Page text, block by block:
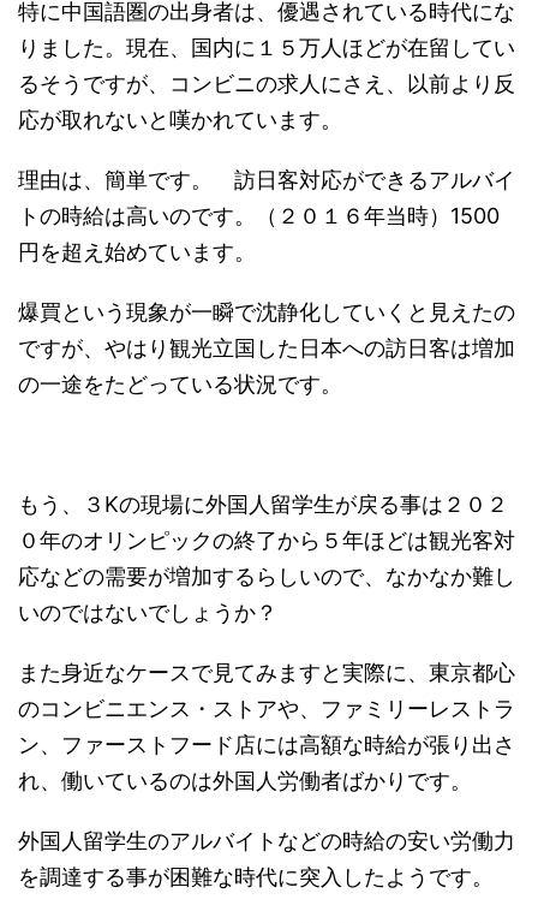
特に中国語圏の出身者は、優遇されている時代にな
りました。現在、国内に１５万人ほどが在留してい
るそうですが、コンビニの求人にさえ、以前より反
応が取れないと嘆かれています。
理由は、簡単です。 訪日客対応ができるアルバイ
トの時給は高いのです。（２０１６年当時）1500
円を超え始めています。
爆買という現象が一瞬で沈静化していくと見えたの
ですが、やはり観光立国した日本への訪日客は増加
の一途をたどっている状況です。
もう、３Kの現場に外国人留学生が戻る事は２０２
０年のオリンピックの終了から５年ほどは観光客対
応などの需要が増加するらしいので、なかなか難し
いのではないでしょうか？
また身近なケースで見てみますと実際に、東京都心
のコンビニエンス・ストアや、ファミリーレストラ
ン、ファーストフード店には高額な時給が張り出さ
れ、働いているのは外国人労働者ばかりです。
外国人留学生のアルバイトなどの時給の安い労働力
を調達する事が困難な時代に突入したようです。